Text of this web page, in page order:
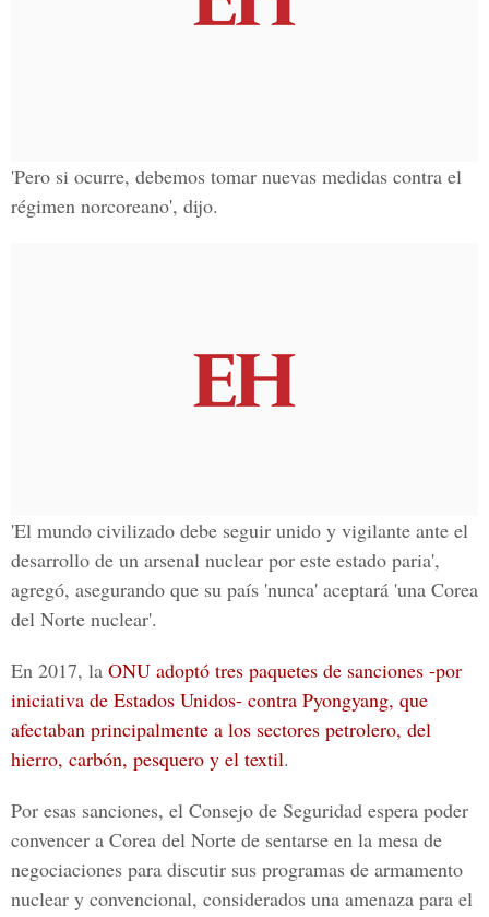
'Pero si ocurre, debemos tomar nuevas medidas contra el
régimen norcoreano', dijo.
'El mundo civilizado debe seguir unido y vigilante ante el
desarrollo de un arsenal nuclear por este estado paria',
agregó, asegurando que su país 'nunca' aceptará 'una Corea
del Norte nuclear'.
En 2017, la ONU adoptó tres paquetes de sanciones -por
iniciativa de Estados Unidos- contra Pyongyang, que
afectaban principalmente a los sectores petrolero, del
hierro, carbón, pesquero y el textil.
Por esas sanciones, el Consejo de Seguridad espera poder
convencer a Corea del Norte de sentarse en la mesa de
negociaciones para discutir sus programas de armamento
nuclear y convencional, considerados una amenaza para el